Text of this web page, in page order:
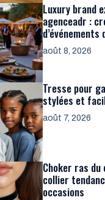
Luxury brand
agenceadr :
d’événements
août 8, 2026
Tresse pour
stylées et
août 7, 2026
Choker ras
collier
occasions